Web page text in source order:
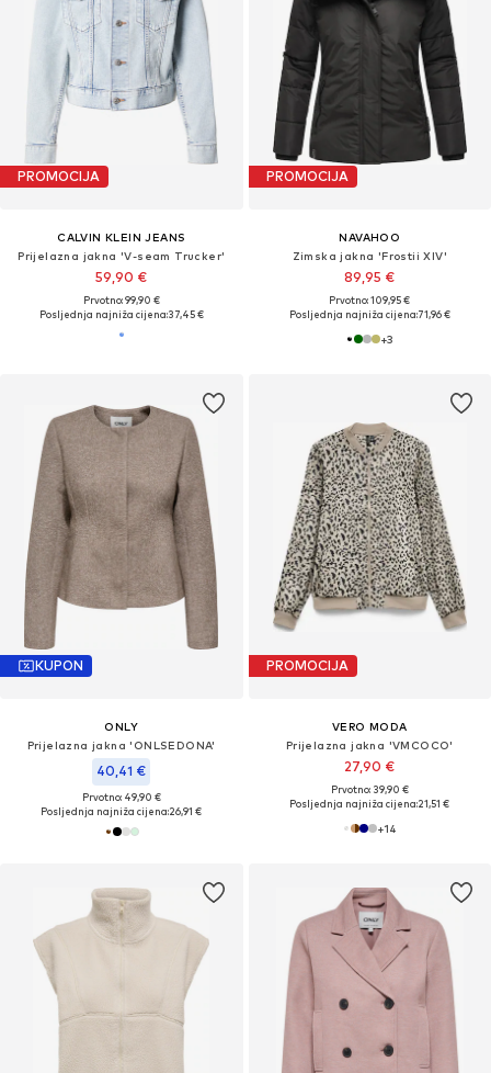
PROMOCIJA
CALVIN KLEIN JEANS
Prijelazna jakna 'V-seam Trucker'
59,90 €
Prvotno: 99,90 €
Posljednja najniža cijena:37,45 €
PROMOCIJA
NAVAHOO
Zimska jakna 'Frostii XIV'
89,95 €
Prvotno: 109,95 €
Posljednja najniža cijena:71,96 €
+3
KUPON
ONLY
Prijelazna jakna 'ONLSEDONA'
40,41 €
Prvotno: 49,90 €
Posljednja najniža cijena:26,91 €
PROMOCIJA
VERO MODA
Prijelazna jakna 'VMCOCO'
27,90 €
Prvotno: 39,90 €
Posljednja najniža cijena:21,51 €
+14